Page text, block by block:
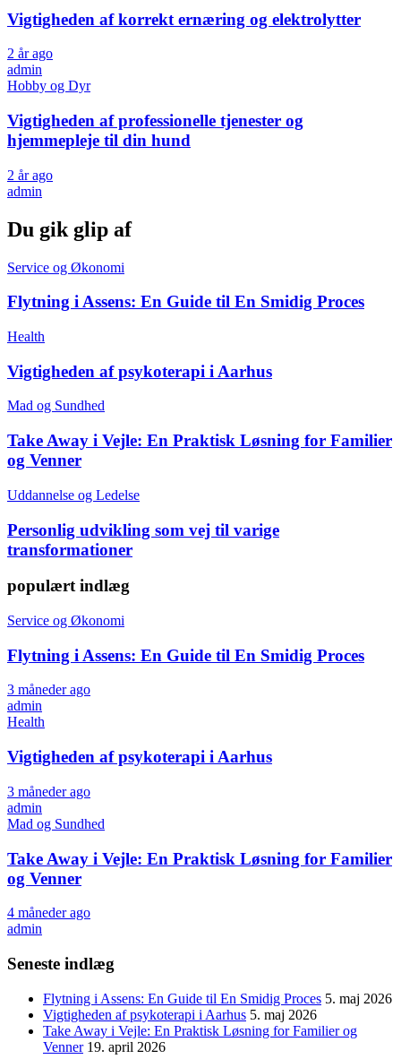
Vigtigheden af korrekt ernæring og elektrolytter
2 år ago
admin
Hobby og Dyr
Vigtigheden af professionelle tjenester og
hjemmepleje til din hund
2 år ago
admin
Du gik glip af
Service og Økonomi
Flytning i Assens: En Guide til En Smidig Proces
Health
Vigtigheden af psykoterapi i Aarhus
Mad og Sundhed
Take Away i Vejle: En Praktisk Løsning for Familier
og Venner
Uddannelse og Ledelse
Personlig udvikling som vej til varige
transformationer
populært indlæg
Service og Økonomi
Flytning i Assens: En Guide til En Smidig Proces
3 måneder ago
admin
Health
Vigtigheden af psykoterapi i Aarhus
3 måneder ago
admin
Mad og Sundhed
Take Away i Vejle: En Praktisk Løsning for Familier
og Venner
4 måneder ago
admin
Seneste indlæg
Flytning i Assens: En Guide til En Smidig Proces 5. maj 2026
Vigtigheden af psykoterapi i Aarhus 5. maj 2026
Take Away i Vejle: En Praktisk Løsning for Familier og
Venner 19. april 2026